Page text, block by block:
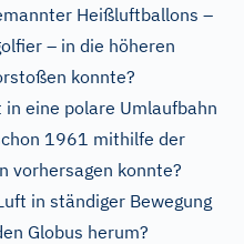
Heißluftballons –
– in die höheren
konnte?
eine polare Umlaufbahn
1961 mithilfe der
vorhersagen konnte?
in ständiger Bewegung
Globus herum?